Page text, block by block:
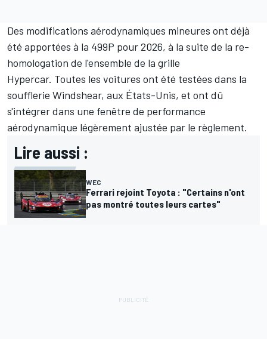
Des modifications aérodynamiques mineures ont déjà
été apportées à la 499P pour 2026, à la suite de la re-
homologation de l'ensemble de la grille
Hypercar. Toutes les voitures ont été testées dans la
soufflerie Windshear, aux États-Unis, et ont dû
s'intégrer dans une fenêtre de performance
aérodynamique légèrement ajustée par le règlement.
Lire aussi :
WEC
Ferrari rejoint Toyota : "Certains n'ont
pas montré toutes leurs cartes"